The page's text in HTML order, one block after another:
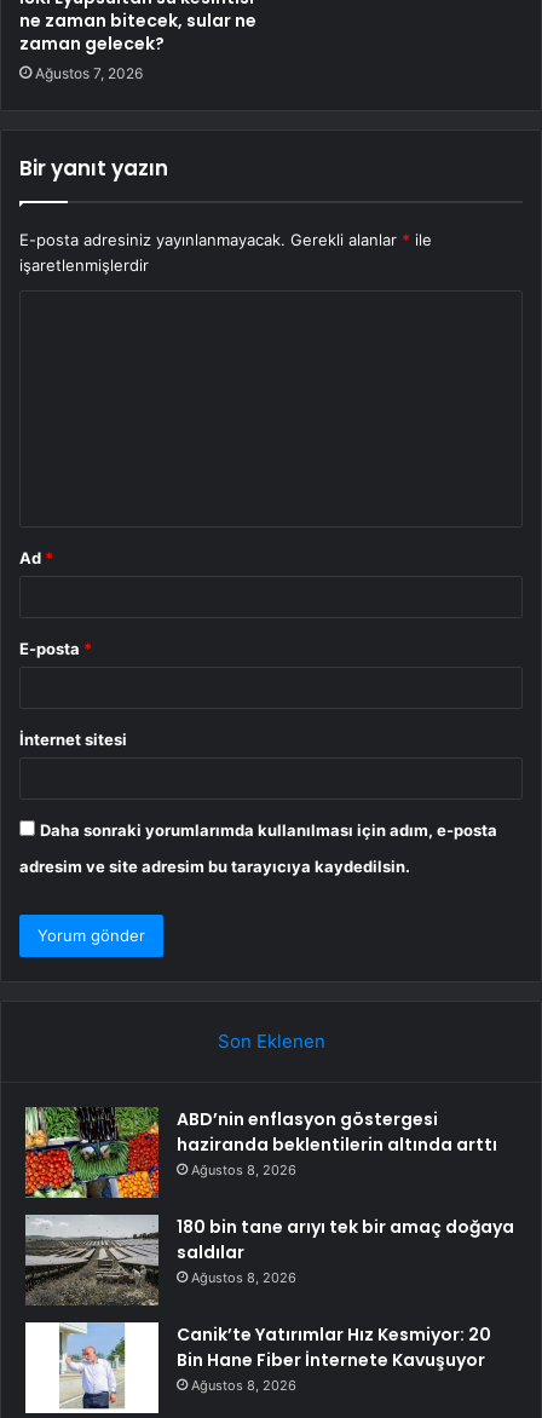
ne zaman bitecek, sular ne
zaman gelecek?
Ağustos 7, 2026
Bir yanıt yazın
E-posta adresiniz yayınlanmayacak. Gerekli alanlar * ile
işaretlenmişlerdir
Ad *
E-posta *
İnternet sitesi
Daha sonraki yorumlarımda kullanılması için adım, e-posta
adresim ve site adresim bu tarayıcıya kaydedilsin.
Son Eklenen
ABD’nin enflasyon göstergesi
haziranda beklentilerin altında arttı
Ağustos 8, 2026
180 bin tane arıyı tek bir amaç doğaya
saldılar
Ağustos 8, 2026
Canik’te Yatırımlar Hız Kesmiyor: 20
Bin Hane Fiber İnternete Kavuşuyor
Ağustos 8, 2026